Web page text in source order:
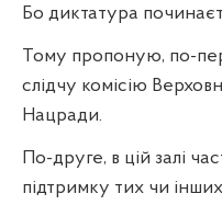
Бо диктатура
Тому пропоную, по-
слідчу комісію
Нацради.
По-друге, в цій залі
підтримку тих чи